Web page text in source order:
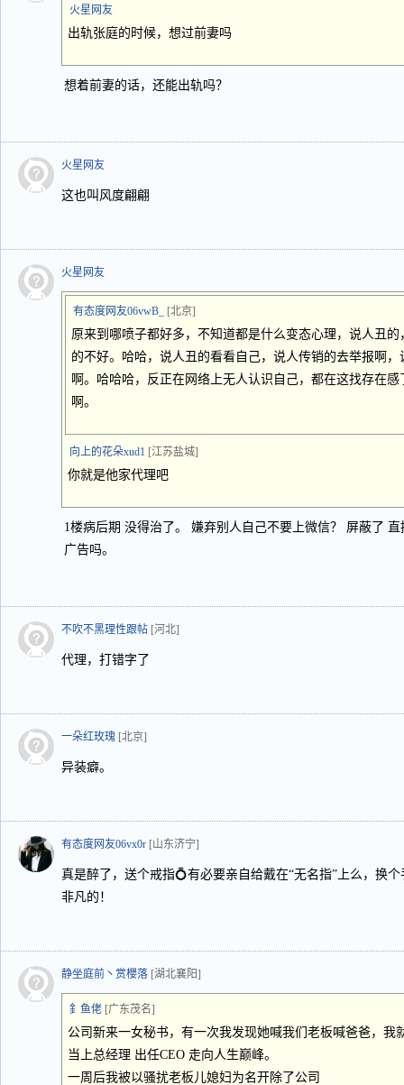
火星网友
出轨张庭的时候，想过前妻吗
想着前妻的话，还能出轨吗？
火星网友
这也叫风度翩翩
火星网友
有态度网友06vwB_ [北京]
原来到哪喷子都好多，不知道都是什么变态心理，说人丑
的不好。哈哈，说人丑的看看自己，说人传销的去举报啊
啊。哈哈哈，反正在网络上无人认识自己，都在这找存在
啊。
向上的花朵xud1 [江苏盐城]
你就是他家代理吧
1楼病后期 没得治了。 嫌弃别人自己不要上微信？ 屏蔽了
广告吗。
不吹不黑理性跟帖 [河北]
代理，打错字了
一朵红玫瑰 [北京]
异装癖。
有态度网友06vx0r [山东济宁]
真是醉了，送个戒指💍有必要亲自给戴在“无名指”上么，换
非凡的！
静坐庭前丶赏櫻落 [湖北襄阳]
釒鱼佬 [广东茂名]
公司新来一女秘书，有一次我发现她喊我们老板喊爸爸，我
当上总经理 出任CEO 走向人生巅峰。
一周后我被以骚扰老板儿媳妇为名开除了公司